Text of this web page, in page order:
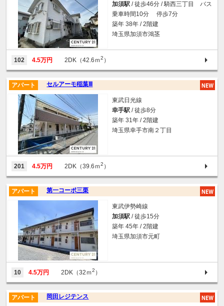
加須駅 / 徒歩46分 / 騎西三丁目 バス
乗車時間10分 停歩7分
築年 38年 / 2階建
埼玉県加須市鴻茎
102 4.5万円 2DK（42.6ｍ2 ）
セルアーモ稲葉Ⅲ
アパート
東武日光線
幸手駅 / 徒歩8分
築年 31年 / 2階建
埼玉県幸手市南２丁目
201 4.5万円 2DK（39.6ｍ2 ）
第一コーポ三栗
アパート
東武伊勢崎線
加須駅 / 徒歩15分
築年 45年 / 2階建
埼玉県加須市元町
10 4.5万円 2DK（32ｍ2 ）
岡田レジテンス
アパート